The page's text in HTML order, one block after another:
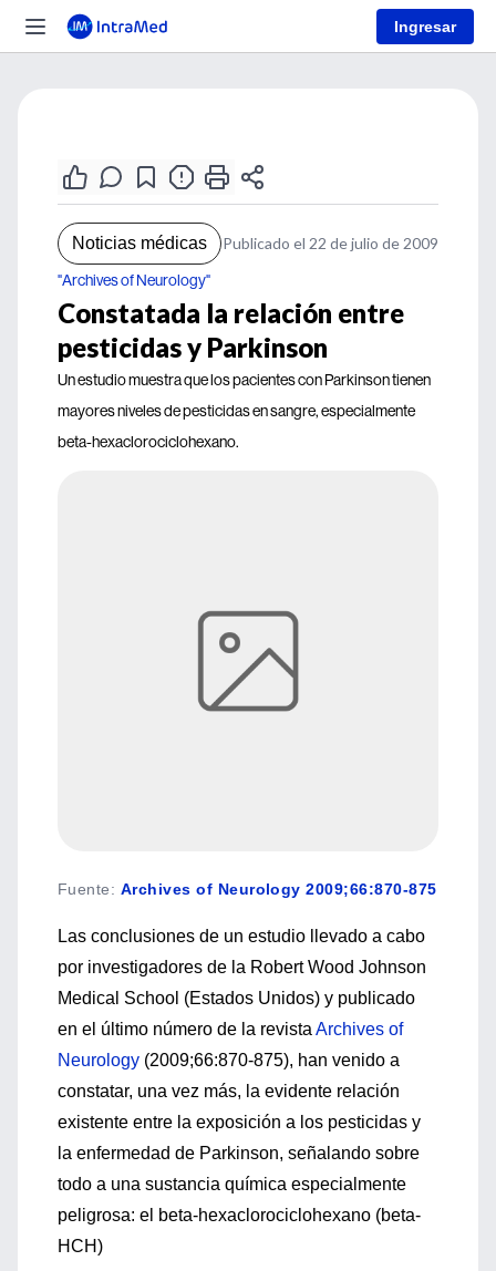
Ingresar
Noticias médicas Publicado el 22 de julio de 2009
"Archives of Neurology"
Constatada la relación entre
pesticidas y Parkinson
Un estudio muestra que los pacientes con Parkinson tienen
mayores niveles de pesticidas en sangre, especialmente
beta-hexaclorociclohexano.
Fuente: Archives of Neurology 2009;66:870-875
Las conclusiones de un estudio llevado a cabo
por investigadores de la Robert Wood Johnson
Medical School (Estados Unidos) y publicado
en el último número de la revista Archives of
Neurology (2009;66:870-875), han venido a
constatar, una vez más, la evidente relación
existente entre la exposición a los pesticidas y
la enfermedad de Parkinson, señalando sobre
todo a una sustancia química especialmente
peligrosa: el beta-hexaclorociclohexano (beta-
HCH)